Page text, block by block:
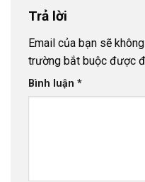
Trả lời
Email của bạn sẽ
trường bắt buộc được
Bình luận *